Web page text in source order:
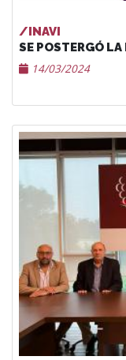
/INAVI
SE POSTERGÓ
14/03/2024